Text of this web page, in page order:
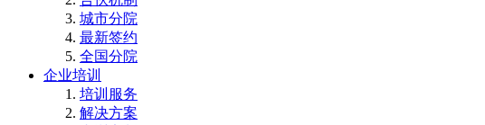
城市分院
最新签约
全国分院
企业培训
培训服务
解决方案